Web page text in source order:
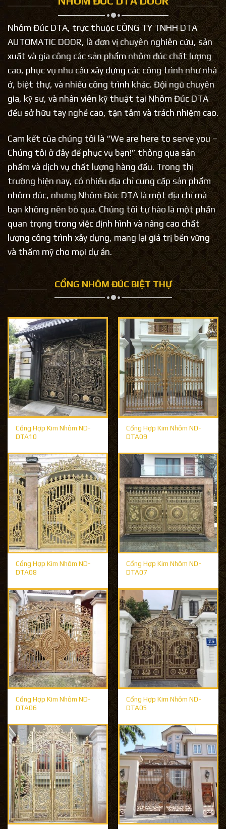
Nhôm Đúc DTA, trực thuộc CÔNG TY TNHH DTA
AUTOMATIC DOOR, là đơn vị chuyên nghiên cứu, sản
xuất và gia công các sản phẩm nhôm đúc chất lượng
cao, phục vụ nhu cầu xây dựng các công trình như nhà
ở, biệt thự, và nhiều công trình khác. Đội ngũ chuyên
gia, kỹ sư, và nhân viên kỹ thuật tại Nhôm Đúc DTA
đều sở hữu tay nghề cao, tận tâm và trách nhiệm cao.
Cam kết của chúng tôi là “We are here to serve you –
Chúng tôi ở đây để phục vụ bạn!” thông qua sản
phẩm và dịch vụ chất lượng hàng đầu. Trong thị
trường hiện nay, có nhiều địa chỉ cung cấp sản phẩm
nhôm đúc, nhưng Nhôm Đúc DTA là một địa chỉ mà
bạn không nên bỏ qua. Chúng tôi tự hào là một phần
quan trọng trong việc định hình và nâng cao chất
lượng công trình xây dựng, mang lại giá trị bền vững
và thẩm mỹ cho mọi dự án.
CỔNG NHÔM ĐÚC BIỆT THỰ
Cổng Hợp Kim Nhôm ND-
DTA10
Cổng Hợp Kim Nhôm ND-
DTA09
Cổng Hợp Kim Nhôm ND-
DTA08
Cổng Hợp Kim Nhôm ND-
DTA07
Cổng Hợp Kim Nhôm ND-
DTA06
Cổng Hợp Kim Nhôm ND-
DTA05